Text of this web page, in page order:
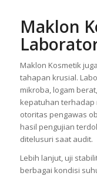
Maklon
Maklon Kosmetik
tahapan krusial.
mikroba, logam
kepatuhan terhadap
otoritas pengawas
hasil pengujian
ditelusuri saat audit.
Lebih lanjut, uji
berbagai kondisi